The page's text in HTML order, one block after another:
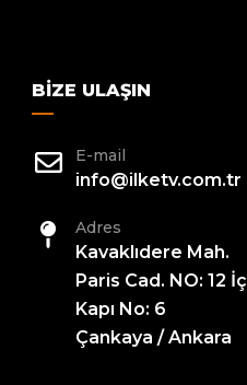
BIZE ULAŞIN
E-mail
info@ilketv.com.tr
Adres
Kavaklıdere Mah.
Paris Cad. NO: 12 İç
Kapı No: 6
Çankaya / Ankara